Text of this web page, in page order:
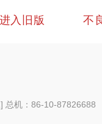
新疆温宿：穿越峡谷一
进入旧版 不
] 总机：86-10-87826688